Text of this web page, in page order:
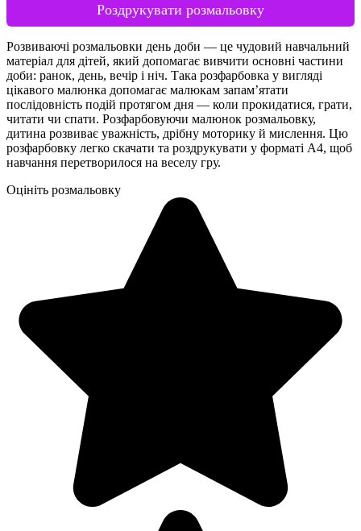
Роздрукувати розмальовку
Розвиваючі розмальовки день доби — це чудовий навчальний
матеріал для дітей, який допомагає вивчити основні частини
доби: ранок, день, вечір і ніч. Така розфарбовка у вигляді
цікавого малюнка допомагає малюкам запам’ятати
послідовність подій протягом дня — коли прокидатися, грати,
читати чи спати. Розфарбовуючи малюнок розмальовку,
дитина розвиває уважність, дрібну моторику й мислення. Цю
розфарбовку легко скачати та роздрукувати у форматі А4, щоб
навчання перетворилося на веселу гру.
Оцініть розмальовку